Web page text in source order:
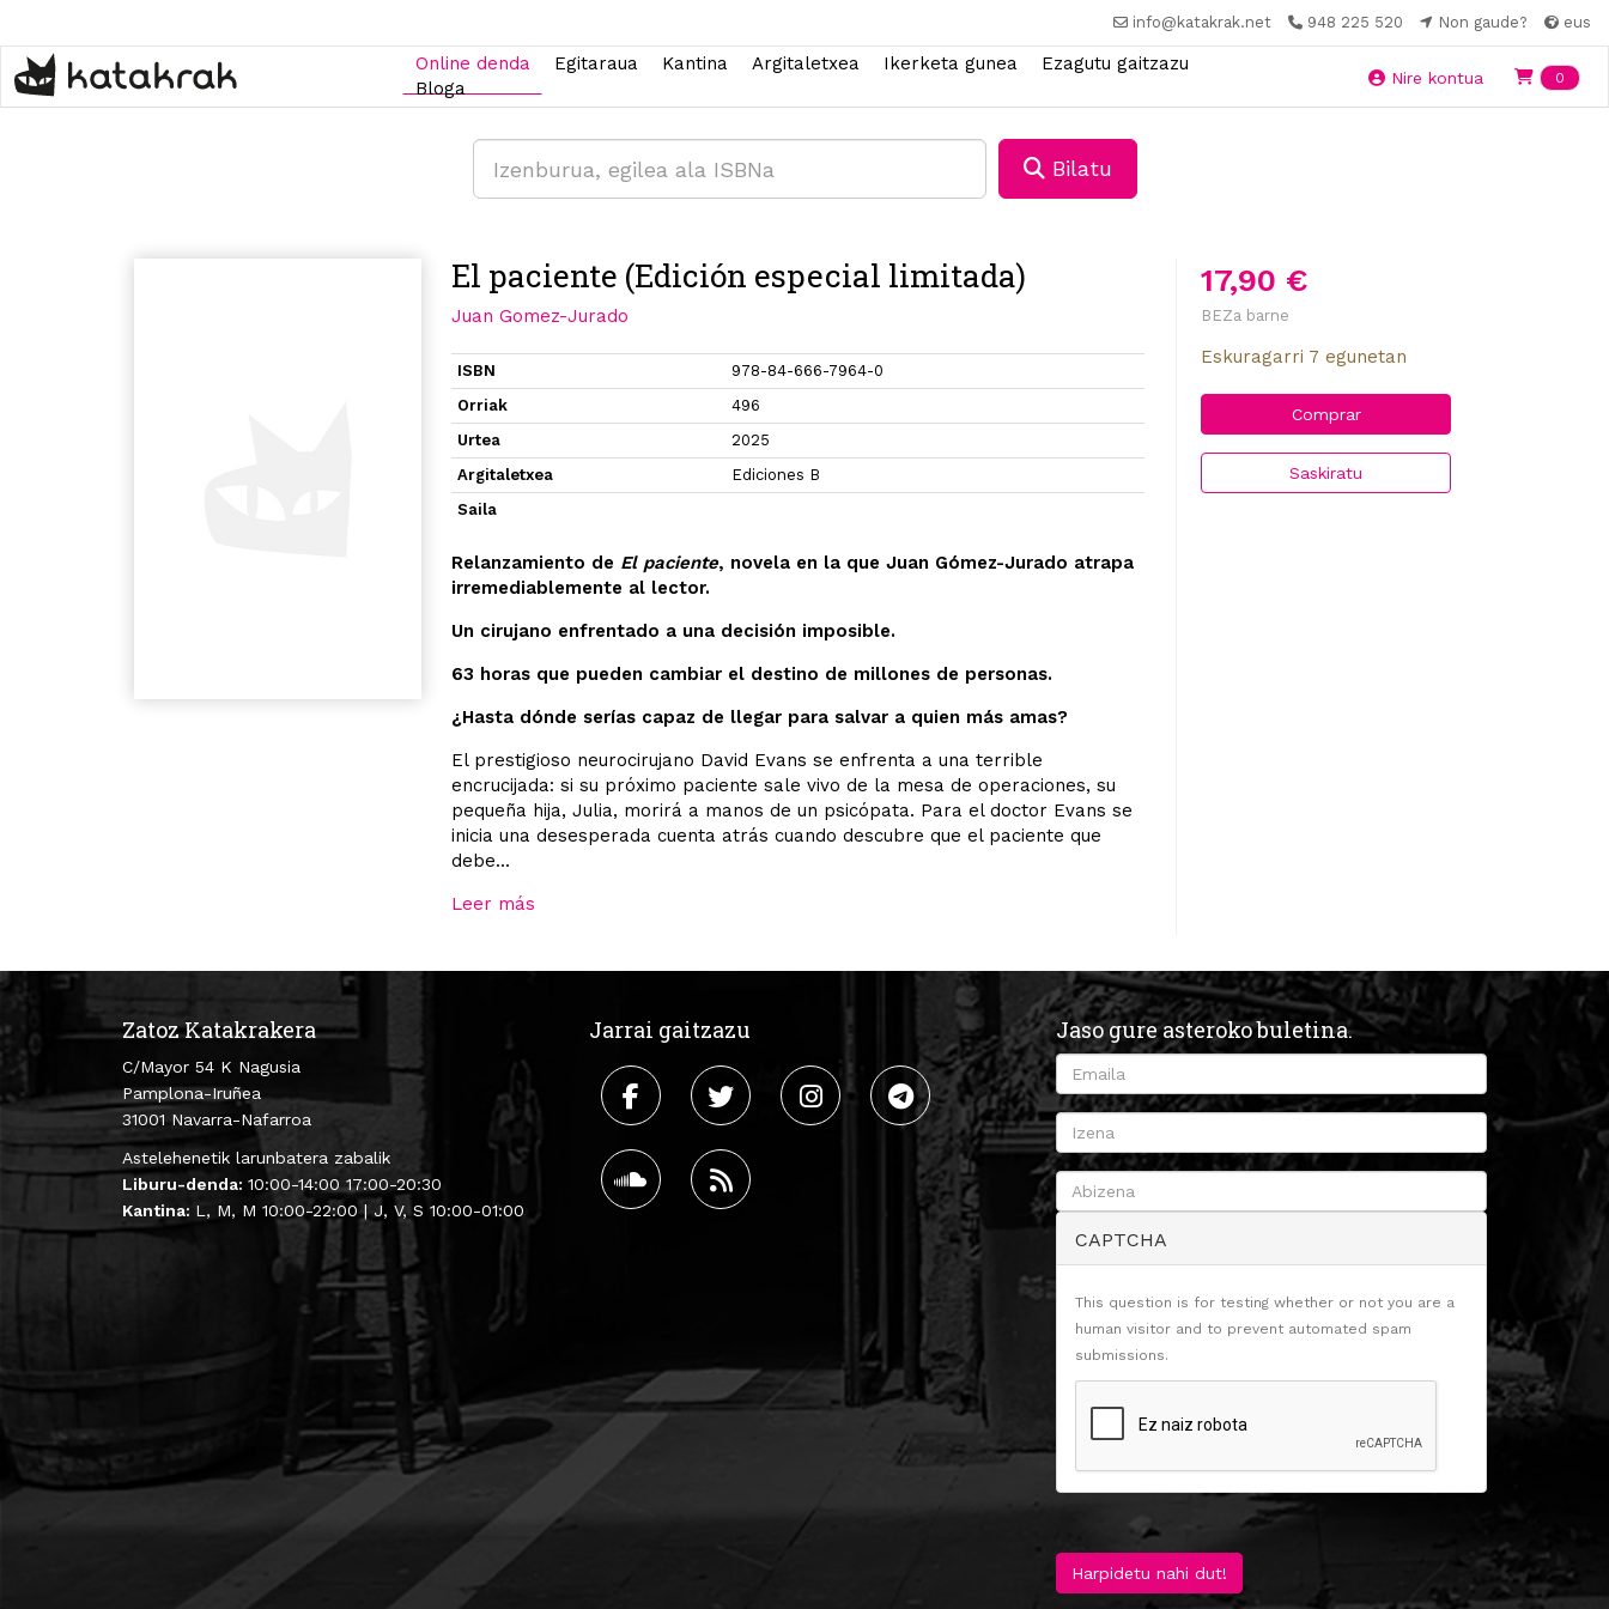
main
content
info@katakrak.net 948 225 520 Non gaude? eus
Online denda Egitaraua Kantina Argitaletxea Ikerketa gunea
Ezagutu gaitzazu
Bloga
Nire kontua 0
Bilatu
17,90 €
BEZa barne
Eskuragarri 7 egunetan
Comprar
Saskiratu
El paciente (Edición especial limitada)
Juan Gomez-Jurado
ISBN
978-84-666-7964-0
Orriak
496
Urtea
2025
Argitaletxea
Ediciones B
Saila
Relanzamiento de El paciente, novela en la que Juan Gómez-Jurado atrapa
irremediablemente al lector.
Un cirujano enfrentado a una decisión imposible.
63 horas que pueden cambiar el destino de millones de personas.
¿Hasta dónde serías capaz de llegar para salvar a quien más amas?
El prestigioso neurocirujano David Evans se enfrenta a una terrible
encrucijada: si su próximo paciente sale vivo de la mesa de operaciones, su
pequeña hija, Julia, morirá a manos de un psicópata. Para el doctor Evans se
inicia una desesperada cuenta atrás cuando descubre que el paciente que
debe...
Leer más
Zatoz Katakrakera
C/Mayor 54 K Nagusia
Pamplona-Iruñea
31001 Navarra-Nafarroa
Astelehenetik larunbatera zabalik
Liburu-denda: 10:00-14:00 17:00-20:30
Kantina: L, M, M 10:00-22:00 | J, V, S 10:00-01:00
Jarrai gaitzazu Jaso gure asteroko buletina.
CAPTCHA
This question is for testing whether or not you are a
human visitor and to prevent automated spam
submissions.
Harpidetu nahi dut!